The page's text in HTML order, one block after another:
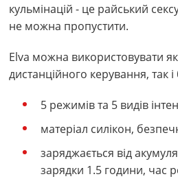
кульмінацій - це райський
не можна пропустити.
Elva можна використовувати
дистанційного керування, так
5 режимів та 5 видів
матеріал силікон,
заряджається від
зарядки 1.5 години, час